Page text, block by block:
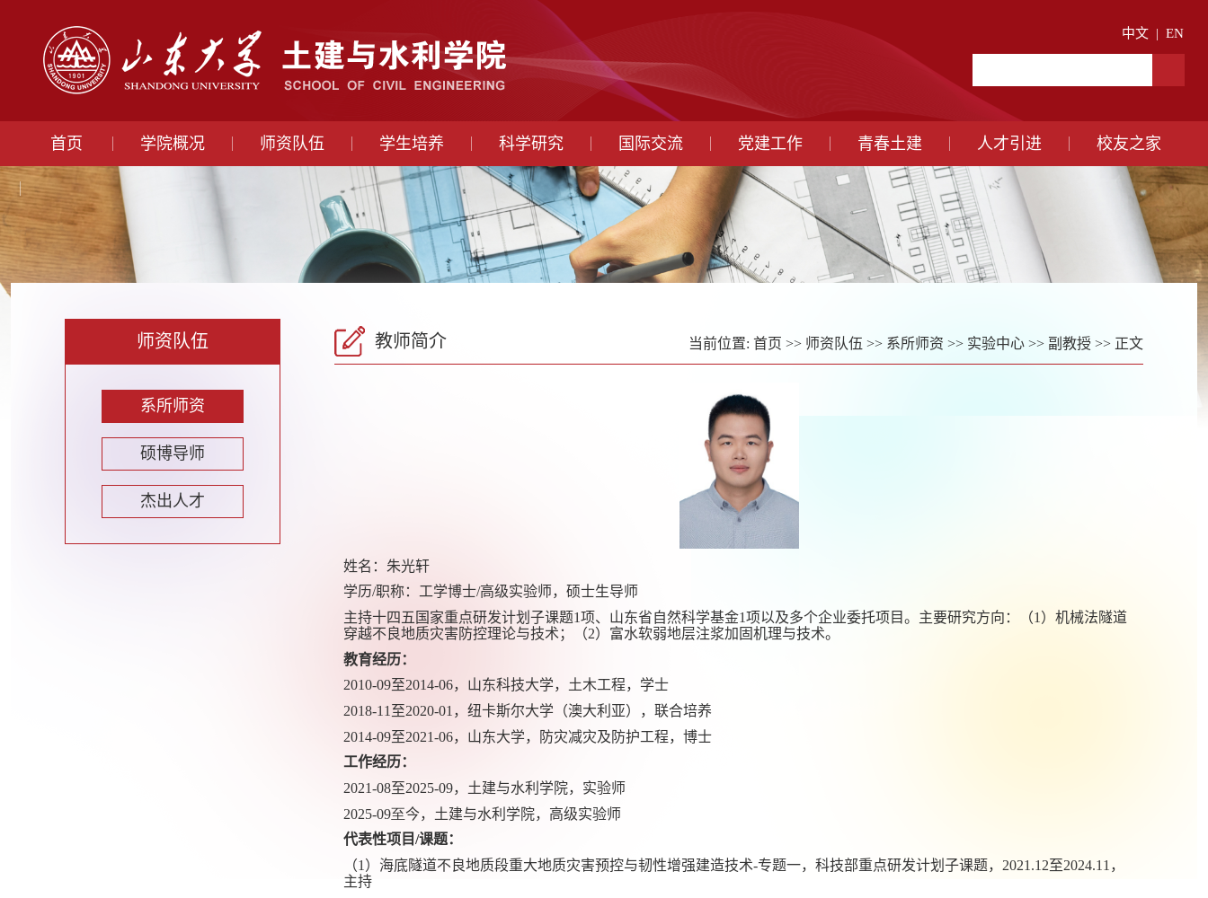
中文 | EN
首页 学院概况 师资队伍 学生培养 科学研究 国际交流 党建工作 青春土建 人才引进 校友之家
师资队伍
系所师资
硕博导师
杰出人才
教师简介 当前位置: 首页 >> 师资队伍 >> 系所师资 >> 实验中心 >> 副教授 >> 正文
姓名：朱光轩
学历/职称：工学博士/高级实验师，硕士生导师
主持十四五国家重点研发计划子课题1项、山东省自然科学基金1项以及多个企业委托项目。主要研究方向：（1 ）机械法隧道
穿越不良地质灾害防控理论与技术；（2）富水软弱地层注浆加固机理与技术。
教育经历：
2010-09至2014-06，山东科技大学，土木工程，学士
2018-11 至2020-01 ，纽卡斯尔大学（澳大利亚），联合培养
2014-09至2021-06，山东大学，防灾减灾及防护工程，博士
工作经历：
2021-08至2025-09，土建与水利学院，实验师
2025-09至今，土建与水利学院，高级实验师
代表性项目/课题：
（1 ）海底隧道不良地质段重大地质灾害预控与韧性增强建造技术-专题一，科技部重点研发计划子课题， 2021.12至2024.11 ，
主持